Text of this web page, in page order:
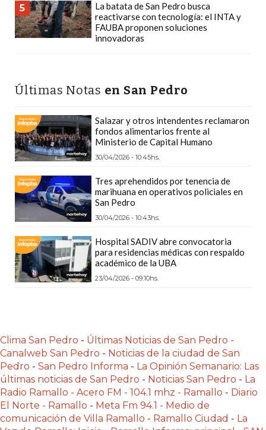
PROTEÍNA,
CREATINA
CON
PROFESIONAL
QUÉ
ES
Y
CÓMO
FUNCIONA:
TIENDAS
ONLINE
CON
TIENDA
ONLINE
GRATIS
EN
ARGENTINA:
CHANGUITO.COM.AR
5
La batata de San Pedro busca
reactivarse con tecnología: el INTA y
FAUBA proponen soluciones
innovadoras
Últimas Notas en San Pedro
Salazar y otros intendentes reclamaron
fondos alimentarios frente al
Ministerio de Capital Humano
30/04/2026 - 10:45hs.
Tres aprehendidos por tenencia de
marihuana en operativos policiales en
San Pedro
30/04/2026 - 10:43hs.
Hospital SADIV abre convocatoria
para residencias médicas con respaldo
académico de la UBA
23/04/2026 - 09:10hs.
Clima San Pedro - Últimas Noticias de San Pedro -
Canalweb San Pedro - Noticias de la ciudad de San
Pedro - San Pedro Informa - La Opinión Semanario: Las
últimas noticias de San Pedro - Noticias San Pedro - La
Radio Ramallo - Acero FM - 104.1 mhz - Ramallo - Diario
El Norte - Ramallo - Meta Fm 94.1 - Medio de
comunicación de Villa Ramallo - Ramallo Ciudad - La